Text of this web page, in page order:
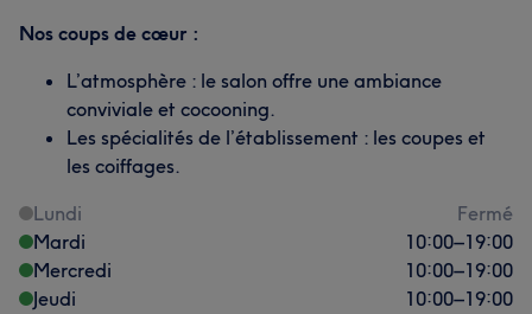
Nos coups de cœur :
L’atmosphère : le salon offre une ambiance
conviviale et cocooning.
Les spécialités de l’établissement : les coupes et
les coiffages.
Lundi
Fermé
Mardi
10:00–19:00
Mercredi
10:00–19:00
Jeudi
10:00–19:00